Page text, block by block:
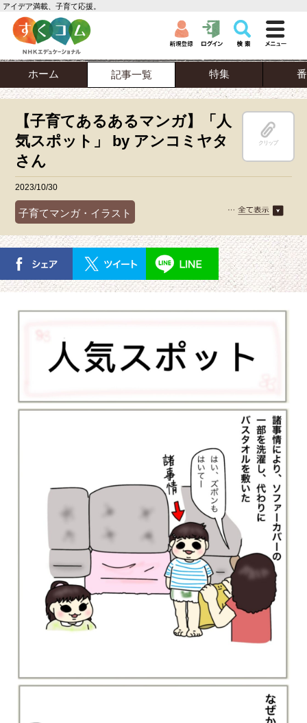
アイデア満載、子育て応援。
ホーム 記事一覧 特集
【子育てあるあるマンガ】「人
気スポット」 by アンコミヤタ
さん
クリップ
2023/10/30
子育てマンガ・イラスト